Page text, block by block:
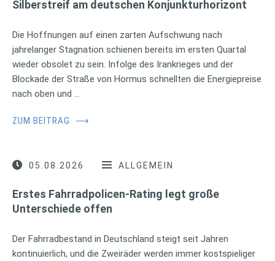
Silberstreif am deutschen Konjunkturhorizont
Die Hoffnungen auf einen zarten Aufschwung nach
jahrelanger Stagnation schienen bereits im ersten Quartal
wieder obsolet zu sein. Infolge des Irankrieges und der
Blockade der Straße von Hormus schnellten die Energiepreise
nach oben und …
ZUM BEITRAG ⟶
05.08.2026 ALLGEMEIN
Erstes Fahrradpolicen-Rating legt große
Unterschiede offen
Der Fahrradbestand in Deutschland steigt seit Jahren
kontinuierlich, und die Zweiräder werden immer kostspieliger